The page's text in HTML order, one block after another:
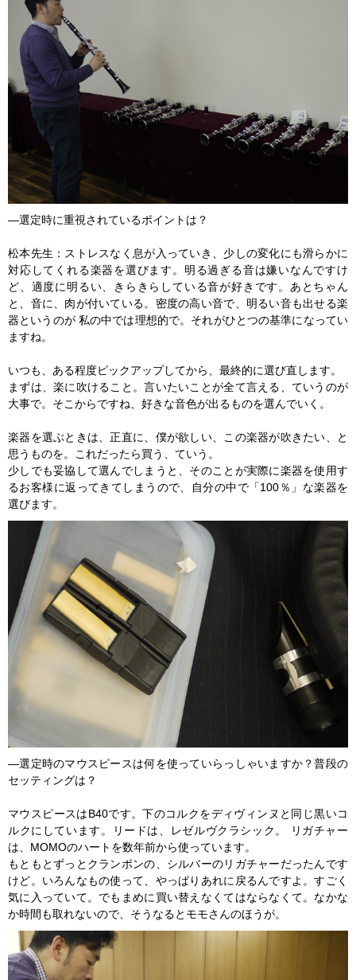
―選定時に重視されているポイントは？
松本先生：ストレスなく息が入っていき、少しの変化にも滑らかに
対応してくれる楽器を選びます。明る過ぎる音は嫌いなんですけ
ど、適度に明るい、きらきらしている音が好きです。あとちゃん
と、音に、肉が付いている。密度の高い音で、明るい音も出せる楽
器というのが 私の中では理想的で。それがひとつの基準になってい
ますね。
いつも、ある程度ピックアップしてから、最終的に選び直します。
まずは、楽に吹けること。言いたいことが全て言える、ていうのが
大事で。そこからですね、好きな音色が出るものを選んでいく。
楽器を選ぶときは、正直に、僕が欲しい、この楽器が吹きたい、と
思うものを。これだったら買う、ていう。
少しでも妥協して選んでしまうと、そのことが実際に楽器を使用す
るお客様に返ってきてしまうので、自分の中で「100％」な楽器を
選びます。
―選定時のマウスピースは何を使っていらっしゃいますか？普段の
セッティングは？
マウスピースはB40です。下のコルクをディヴィンヌと同じ黒いコ
ルクにしています。リードは、レゼルヴクラシック。 リガチャー
は、MOMOのハートを数年前から使っています。
もともとずっとクランポンの、シルバーのリガチャーだったんです
けど。いろんなもの使って、やっぱりあれに戻るんですよ。すごく
気に入っていて。でもまめに買い替えなくてはならなくて。なかな
か時間も取れないので、そうなるとモモさんのほうが。